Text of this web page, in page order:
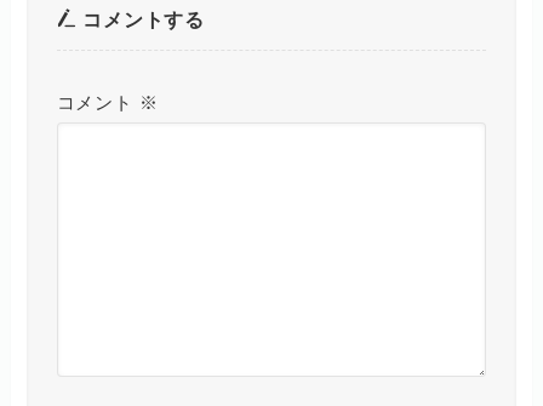
コメントする
コメント ※